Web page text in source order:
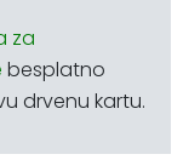
za
besplatno
drvenu kartu.